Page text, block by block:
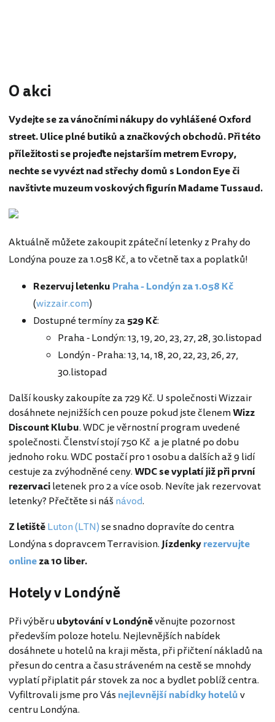
O akci
Vydejte se za vánočními nákupy do vyhlášené Oxford
street. Ulice plné butiků a značkových obchodů. Při této
příležitosti se projeďte nejstarším metrem Evropy,
nechte se vyvézt nad střechy domů s London Eye či
navštivte muzeum voskových figurín Madame Tussaud.
Aktuálně můžete zakoupit zpáteční letenky z Prahy do
Londýna pouze za 1.058 Kč, a to včetně tax a poplatků!
Rezervuj letenku Praha - Londýn za 1.058 Kč
(wizzair.com)
Dostupné termíny za529 Kč:
Praha - Londýn: 13, 19, 20, 23, 27, 28, 30.listopad
Londýn - Praha: 13, 14, 18, 20, 22, 23, 26, 27,
30.listopad
Další kousky zakoupíte za 729 Kč. U společnosti Wizzair
dosáhnete nejnižších cen pouze pokud jste členemWizz
Discount Klubu. WDC je věrnostní program uvedené
společnosti. Členství stojí 750 Kč a je platné po dobu
jednoho roku. WDC postačí pro 1 osobu a dalších až 9 lidí
cestuje za zvýhodněné ceny.WDC se vyplatí již při první
rezervaciletenek pro 2 a více osob. Nevíte jak rezervovat
letenky? Přečtěte si náš návod.
Z letištěLuton (LTN)se snadno dopravíte do centra
Londýna s dopravcem Terravision.Jízdenkyrezervujte
onlineza 10 liber.
Hotely v Londýně
Při výběruubytování v Londýněvěnujte pozornost
především poloze hotelu. Nejlevnějších nabídek
dosáhnete u hotelů na kraji města, při přičtení nákladů na
přesun do centra a času stráveném na cestě se mnohdy
vyplatí připlatit pár stovek za noc a bydlet poblíž centra.
Vyfiltrovali jsme pro Vás nejlevnější nabídky hotelův
centru Londýna.